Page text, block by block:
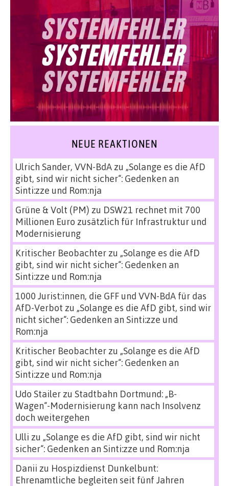
NEUE REAKTIONEN
Ulrich Sander, VVN-BdAzu „Solange es die AfD
gibt, sind wir nicht sicher“: Gedenken an
Sinti:zze und Rom:nja
Grüne & Volt (PM) zu DSW21 rechnet mit 700
Millionen Euro zusätzlich für Infrastruktur und
Modernisierung
Kritischer Beobachterzu „Solange es die AfD
gibt, sind wir nicht sicher“: Gedenken an
Sinti:zze und Rom:nja
1000 Jurist:innen, die GFF und VVN-BdA für das
AfD-Verbot zu „Solange es die AfD gibt, sind wir
nicht sicher“: Gedenken an Sinti:zze und
Rom:nja
Kritischer Beobachterzu „Solange es die AfD
gibt, sind wir nicht sicher“: Gedenken an
Sinti:zze und Rom:nja
Udo Stailerzu Stadtbahn Dortmund: „B-
Wagen“-Modernisierung kann nach Insolvenz
doch weitergehen
Ulli zu „Solange es die AfD gibt, sind wir nicht
sicher“: Gedenken an Sinti:zze und Rom:nja
Danii zu Hospizdienst Dunkelbunt:
Ehrenamtliche begleiten seit fünf Jahren